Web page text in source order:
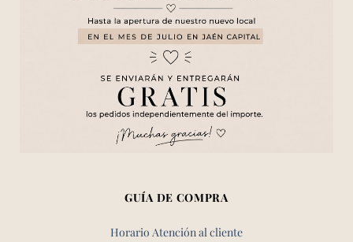
GUÍA DE COMPRA
Horario Atención al cliente